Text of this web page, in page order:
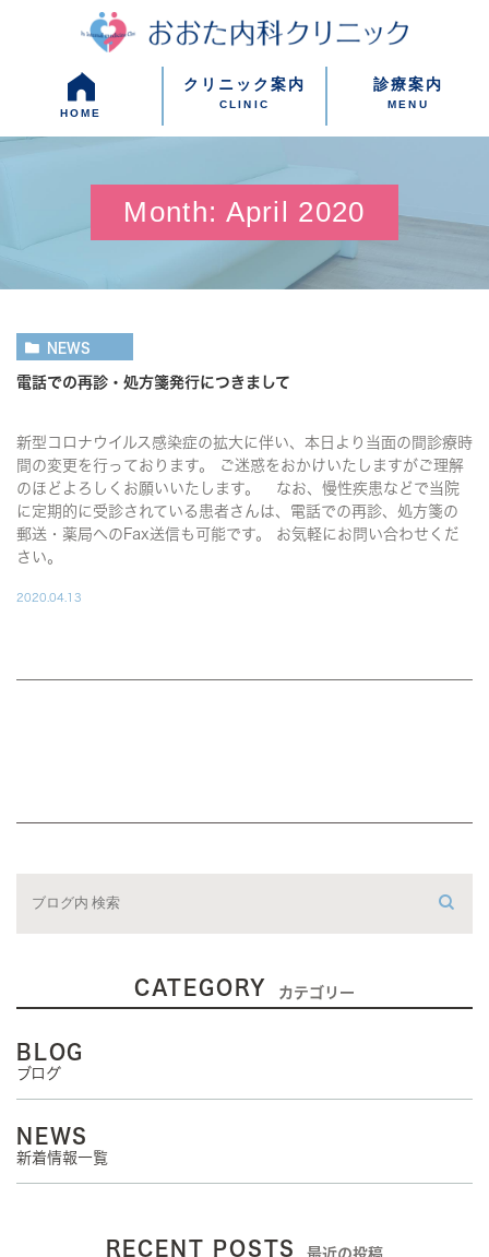
HOME
クリニック案内
CLINIC
診療案内
MENU
Month: April 2020
NEWS
電話での再診・処方箋発行につきまして
新型コロナウイルス感染症の拡大に伴い、本日より当面の間診療時
間の変更を行っております。 ご迷惑をおかけいたしますがご理解
のほどよろしくお願いいたします。 なお、慢性疾患などで当院
に定期的に受診されている患者さんは、電話での再診、処方箋の
郵送・薬局へのFax送信も可能です。 お気軽にお問い合わせくだ
さい。
2020.04.13
CATEGORY カテゴリー
BLOG
ブログ
NEWS
新着情報一覧
RECENT POSTS 最近の投稿